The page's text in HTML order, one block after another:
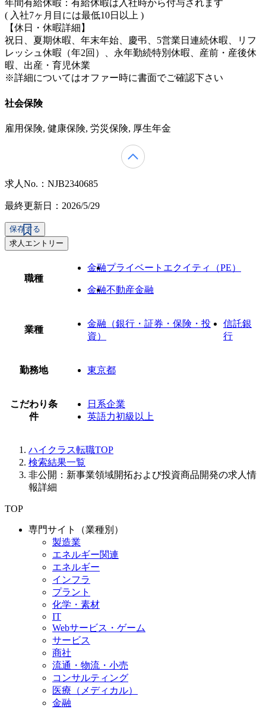
年間有給休暇：有給休暇は入社時から付与されます
( 入社7ヶ月目には最低10日以上 )
【休日・休暇詳細】
祝日、夏期休暇、年末年始、慶弔、5営業日連続休暇、リフ
レッシュ休暇（年2回）、永年勤続特別休暇、産前・産後休
暇、出産・育児休業
※詳細についてはオファー時に書面でご確認下さい
社会保険
雇用保険, 健康保険, 労災保険, 厚生年金
求人No.：NJB2340685
最終更新日：2026/5/29
保存する
求人エントリー
職種
金融プライベートエクイティ（PE）
金融不動産金融
業種
金融（銀行・証券・保険・投
資）
信託銀
行
勤務地 東京都
こだわり条
件
日系企業
英語力初級以上
ハイクラス転職TOP
検索結果一覧
非公開：新事業領域開拓および投資商品開発の求人情
報詳細
TOP
専門サイト（業種別）
製造業
エネルギー関連
エネルギー
インフラ
プラント
化学・素材
IT
Webサービス・ゲーム
サービス
商社
流通・物流・小売
コンサルティング
医療（メディカル）
金融